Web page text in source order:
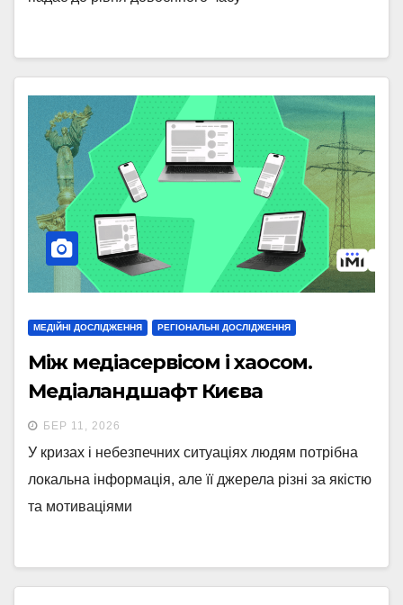
МЕДІЙНІ ДОСЛІДЖЕННЯ РЕГІОНАЛЬНІ ДОСЛІДЖЕННЯ
Між медіасервісом і хаосом.
Медіаландшафт Києва
БЕР 11, 2026
У кризах і небезпечних ситуаціях людям потрібна
локальна інформація, але її джерела різні за якістю
та мотиваціями